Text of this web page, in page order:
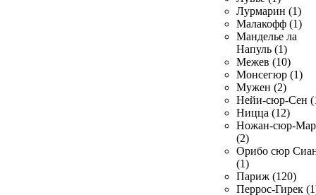
Лурмарин (1)
Малакофф (1)
Манделье ла
Напуль (1)
Межев (10)
Монсегюр (1)
Мужен (2)
Нейи-сюр-Сен
Ницца (12)
Ножан-сюр-
(2)
Орибо сюр
(1)
Париж (120)
Перрос-Гирек